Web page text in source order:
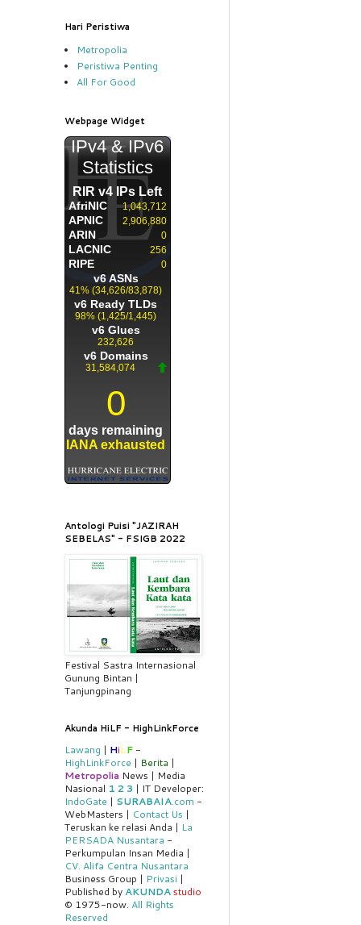
Hari Peristiwa
Metropolia
Peristiwa Penting
All For Good
Webpage Widget
Antologi Puisi "JAZIRAH
SEBELAS" - FSIGB 2022
Festival Sastra Internasional
Gunung Bintan |
Tanjungpinang
Akunda HiLF - HighLinkForce
Lawang | HiLF -
HighLinkForce | Berita |
Metropolia News | Media
Nasional 1 2 3 | IT Developer:
IndoGate | SURABAIA.com -
WebMasters | Contact Us |
Teruskan ke relasi Anda | La
PERSADA Nusantara -
Perkumpulan Insan Media |
CV. Alifa Centra Nusantara
Business Group | Privasi |
Published by AKUNDAstudio
© 1975-now. All Rights
Reserved